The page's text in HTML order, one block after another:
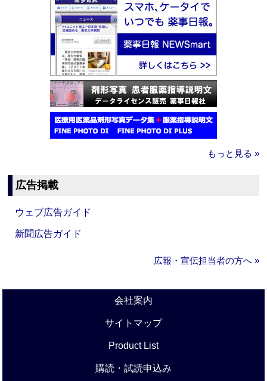
もっと見る »
広告掲載
ウェブ広告ガイド
新聞広告ガイド
広報・宣伝担当者の方へ »
会社案内
サイトマップ
Product List
購読・試読申込み